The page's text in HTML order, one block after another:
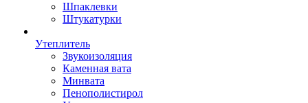
Шпаклевки
Штукатурки
Утеплитель
Звукоизоляция
Каменная вата
Минвата
Пенополистирол